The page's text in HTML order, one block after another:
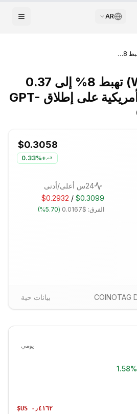
AR
وورلدكوين (WLD) تهبط 8% إلى 0.37 دولار مع موافقة أمريكية على إطلاق GPT-5.6 من OpenAI
وورلدكوين (WLD) تهبط 8% إلى 0.37
دولار مع موافقة أمريكية على إطلاق GPT-
$0.3058
+
0.33%
24س أعلى/أدنى
$0.3099
/
$0.2932
الفرق: $0.0167
(
5.70%
)
بيانات حية
يومي
1.58%